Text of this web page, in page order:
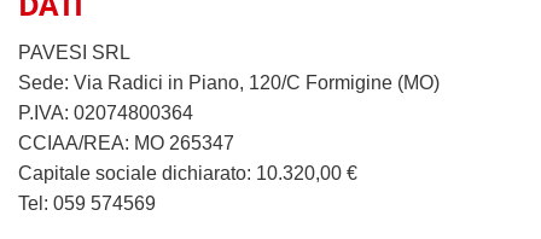
PAVESI SRL
Sede: Via Radici in Piano, 120/C Formigine (MO)
P.IVA: 02074800364
CCIAA/REA: MO 265347
Capitale sociale dichiarato: 10.320,00 €
Tel: 059 574569